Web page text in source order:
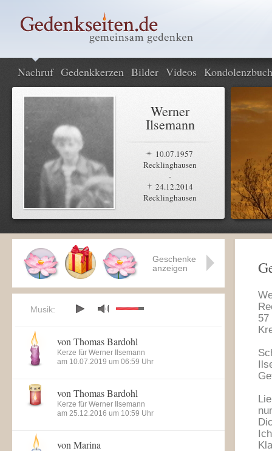
Nachruf Gedenkkerzen Bilder Videos Kondolenzbuch
Werner
Ilsemann
10.07.1957
Recklinghausen
-
24.12.2014
Recklinghausen
Geschenke
anzeigen
Musik:
von Thomas Bardohl
Kerze für Werner Ilsemann
am 10.07.2019 um 06:59 Uhr
von Thomas Bardohl
Kerze für Werner Ilsemann
am 25.12.2016 um 10:59 Uhr
von Marina